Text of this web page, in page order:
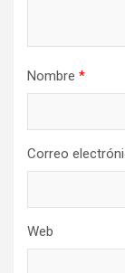
Nombre *
Correo
Web